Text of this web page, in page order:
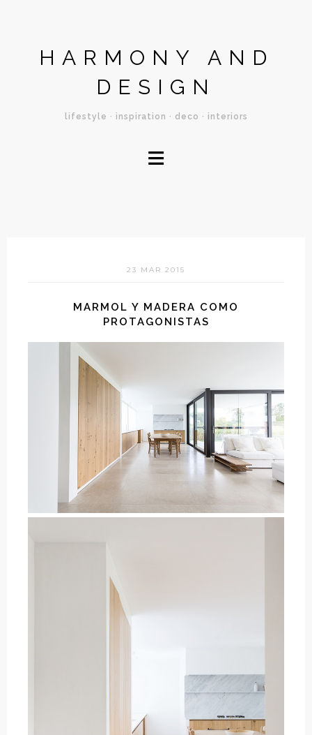
HARMONY AND
DESIGN
lifestyle · inspiration · deco · interiors
≡
23 MAR 2015
MARMOL Y MADERA COMO
PROTAGONISTAS